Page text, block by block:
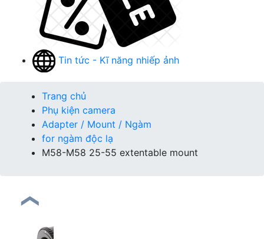
Tin tức - Kĩ năng nhiếp ảnh
Trang chủ
Phụ kiện camera
Adapter / Mount / Ngàm
for ngàm độc lạ
M58-M58 25-55 extentable mount
❮